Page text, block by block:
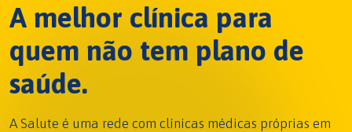
A melhor clínica para
quem não tem plano de
saúde.
A Salute é uma rede com clínicas médicas próprias em